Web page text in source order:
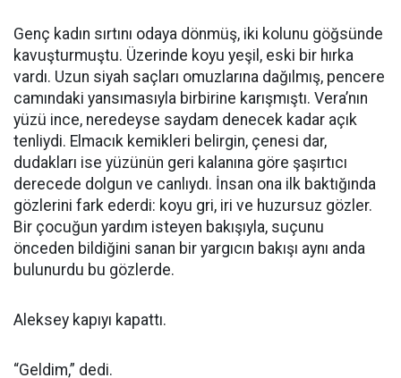
Genç kadın sırtını odaya dönmüş, iki kolunu göğsünde
kavuşturmuştu. Üzerinde koyu yeşil, eski bir hırka
vardı. Uzun siyah saçları omuzlarına dağılmış, pencere
camındaki yansımasıyla birbirine karışmıştı. Vera’nın
yüzü ince, neredeyse saydam denecek kadar açık
tenliydi. Elmacık kemikleri belirgin, çenesi dar,
dudakları ise yüzünün geri kalanına göre şaşırtıcı
derecede dolgun ve canlıydı. İnsan ona ilk baktığında
gözlerini fark ederdi: koyu gri, iri ve huzursuz gözler.
Bir çocuğun yardım isteyen bakışıyla, suçunu
önceden bildiğini sanan bir yargıcın bakışı aynı anda
bulunurdu bu gözlerde.
Aleksey kapıyı kapattı.
“Geldim,” dedi.